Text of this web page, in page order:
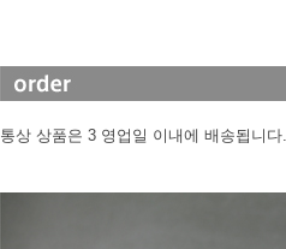
통상 상품은 3 영업일 이내에 배송됩니